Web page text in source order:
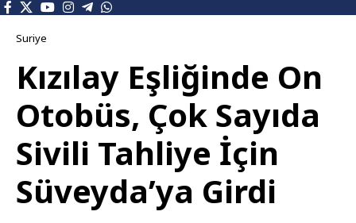
Suriye
Kızılay Eşliğinde On
Otobüs, Çok Sayıda
Sivili Tahliye İçin
Süveyda’ya Girdi